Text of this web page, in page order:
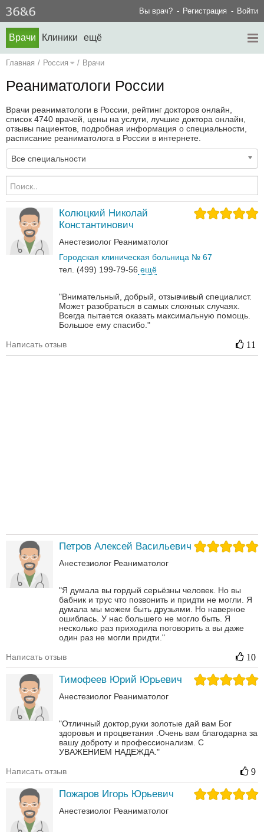
Вы врач? Регистрация Войти
Врачи Клиники ещё
Главная / Россия / Врачи
Реаниматологи России
Врачи реаниматологи в России, рейтинг докторов онлайн,
список 4740 врачей, цены на услуги, лучшие доктора онлайн,
отзывы пациентов, подробная информация о специальности,
расписание реаниматолога в России в интернете.
Все специальности
Колюцкий Николай
Константинович
Анестезиолог Реаниматолог
Городская клиническая больница № 67
тел. (499) 199-79-56 ещё
"Внимательный, добрый, отзывчивый специалист.
Может разобраться в самых сложных случаях.
Всегда пытается оказать максимальную помощь.
Большое ему спасибо."
Написать отзыв 11
Петров Алексей Васильевич
Анестезиолог Реаниматолог
"Я думала вы гордый серьёзны человек. Но вы
бабник и трус что позвонить и придти не могли. Я
думала мы можем быть друзьями. Но наверное
ошиблась. У нас большего не могло быть. Я
несколько раз приходила поговорить а вы даже
один раз не могли придти."
Написать отзыв 10
Тимофеев Юрий Юрьевич
Анестезиолог Реаниматолог
"Отличный доктор,руки золотые дай вам Бог
здоровья и процветания .Очень вам благодарна за
вашу доброту и профессионализм. С
УВАЖЕНИЕМ НАДЕЖДА."
Написать отзыв 9
Пожаров Игорь Юрьевич
Анестезиолог Реаниматолог